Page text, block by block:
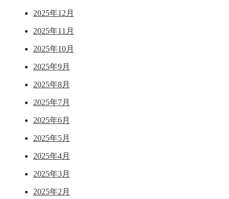
2025年12月
2025年11月
2025年10月
2025年9月
2025年8月
2025年7月
2025年6月
2025年5月
2025年4月
2025年3月
2025年2月